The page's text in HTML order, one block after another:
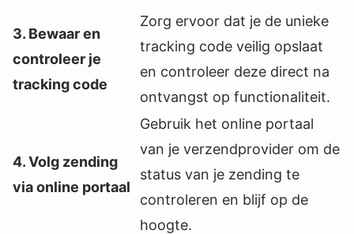
3. Bewaar en
controleer je
tracking code
Zorg ervoor dat je de unieke
tracking code veilig opslaat
en controleer deze direct na
ontvangst op functionaliteit.
4. Volg zending
via online portaal
Gebruik het online portaal
van je verzendprovider om de
status van je zending te
controleren en blijf op de
hoogte.